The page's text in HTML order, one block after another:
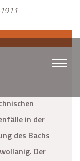
in der
des Bachs
Der